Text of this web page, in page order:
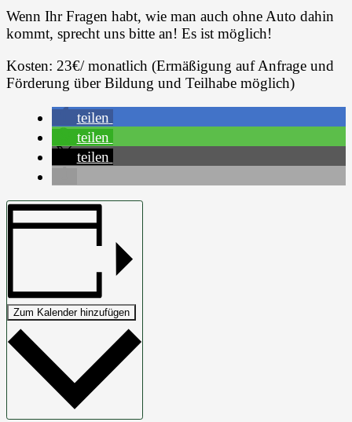
Wenn Ihr Fragen habt, wie man auch ohne Auto dahin
kommt, sprecht uns bitte an! Es ist möglich!
Kosten: 23€/ monatlich (Ermäßigung auf Anfrage und
Förderung über Bildung und Teilhabe möglich)
teilen
teilen
teilen
Zum Kalender hinzufügen